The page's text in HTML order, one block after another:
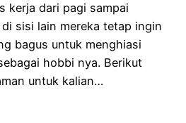
kerja dari pagi sampai
sisi lain mereka tetap ingin
bagus untuk menghiasi
hobbi nya. Berikut
untuk kalian…